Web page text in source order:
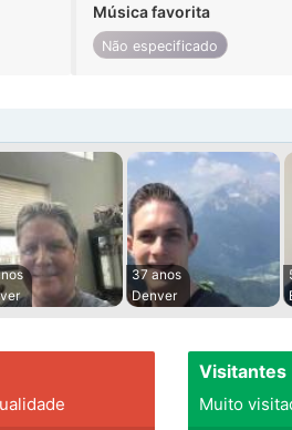
Música favorita
Não especificado
37 anos
Denver
Visitantes
Muito